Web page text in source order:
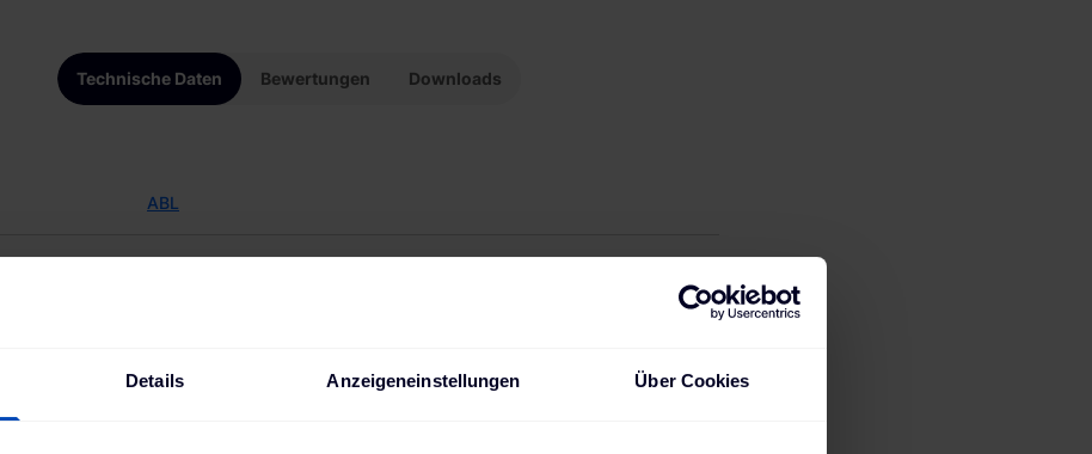
Details Anzeigeneinstellungen Über Cookies
Technische Daten Bewertungen Downloads
ABL
DE54480074